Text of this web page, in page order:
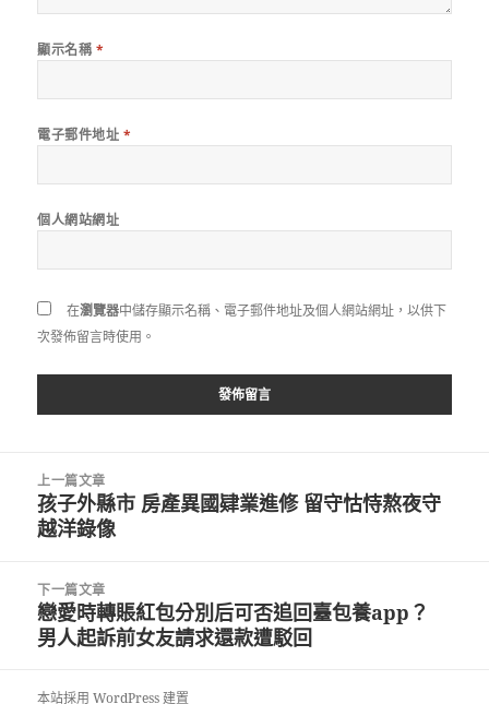
顯示名稱 *
電子郵件地址 *
個人網站網址
在瀏覽器中儲存顯示名稱、電子郵件地址及個人網站網址，以供下
次發佈留言時使用。
上一篇文章
上
一
文
章:
孩子外縣市 房產異國肄業進修 留守怙恃熬夜守
越洋錄像
下一篇文章
下
一
文
戀愛時轉賬紅包分別后可否追回臺包養app？
男人起訴前女友請求還款遭駁回
本站採用 WordPress 建置